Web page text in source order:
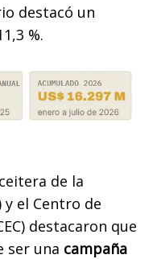
destacó un
%.
de la
y el Centro de
destacaron que
ser una campaña